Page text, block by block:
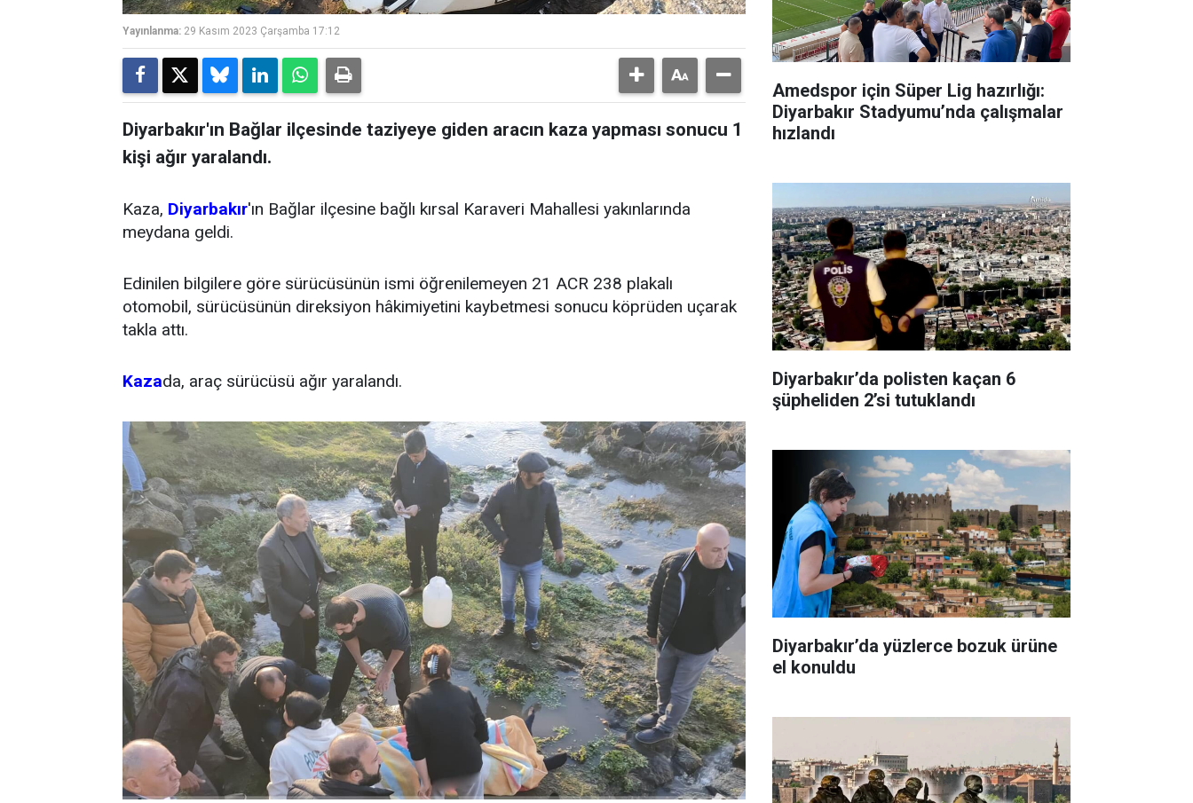
Yayınlanma: 29 Kasım 2023 Çarşamba 17:12
Diyarbakır'ın Bağlar ilçesinde taziyeye giden aracın kaza yapması sonucu 1
kişi ağır yaralandı.
Kaza, Diyarbakır'ın Bağlar ilçesine bağlı kırsal Karaveri Mahallesi yakınlarında
meydana geldi.
Edinilen bilgilere göre sürücüsünün ismi öğrenilemeyen 21 ACR 238 plakalı
otomobil, sürücüsünün direksiyon hâkimiyetini kaybetmesi sonucu köprüden uçarak
takla attı.
Kazada, araç sürücüsü ağır yaralandı.
Amedspor için Süper Lig hazırlığı:
Diyarbakır Stadyumu’nda çalışmalar
hızlandı
Diyarbakır’da polisten kaçan 6
şüpheliden 2’si tutuklandı
Diyarbakır’da yüzlerce bozuk ürüne
el konuldu